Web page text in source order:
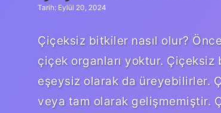
Tarih: Eylül 20, 2024
Çiçeksiz bitkiler nasıl olur?
çiçek organları yoktur.
eşeysiz olarak da üreyebilirler.
veya tam olarak gelişmemiştir.